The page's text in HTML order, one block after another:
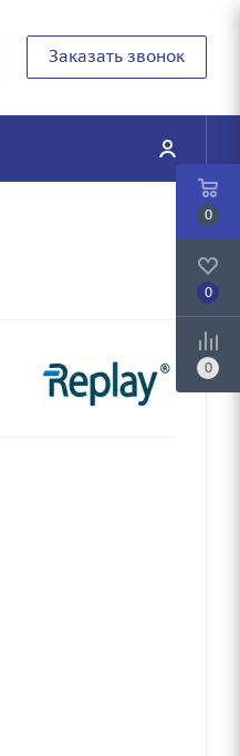
Заказать звонок
0
0
0